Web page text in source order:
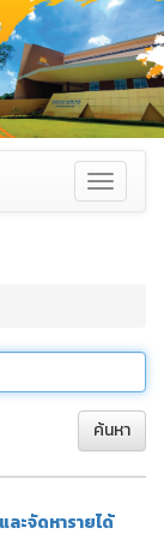
Toggle
ค้นหา
ละจัดหารายได้